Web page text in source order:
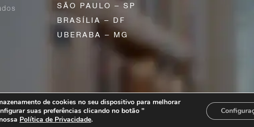
SÃO PAULO – SP
BRASÍLIA – DF
UBERABA – MG
Paulo – SP | CEP 01310-200
All rights reserved.
de cookies no seu dispositivo para melhorar
suas preferências clicando no botão "
Política de Privacidade.